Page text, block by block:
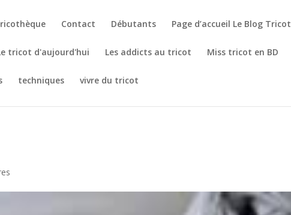
Contact Débutants Page d’accueil Le Blog Tricot
tricot d'aujourd'hui Les addicts au tricot Miss tricot en BD
techniques vivre du tricot